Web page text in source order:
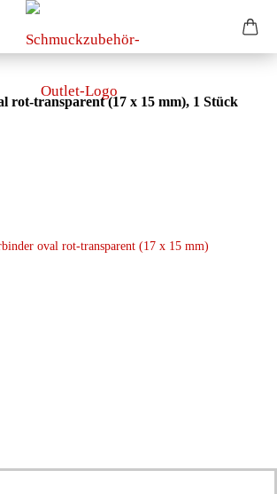
rot-transparent (17 x 15 mm), 1 Stück